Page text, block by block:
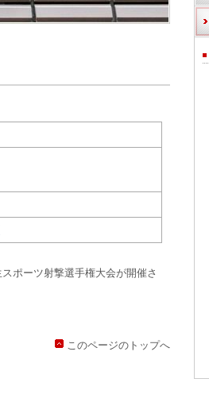
ポーツ射撃選手権大会が開催さ
このページのトップへ